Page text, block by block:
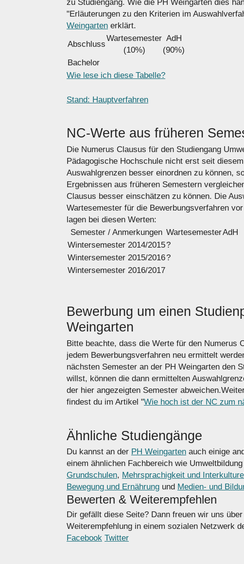
zu Studiengang. Wie die PH Weingarten dies
"Erläuterungen zu den Kriterien im
Weingarten erklärt.
Abschluss
Wartesemester
(10%)
AdH
(90%)
Bachelor
Wie lese ich diese Tabelle?
Stand: Hauptverfahren
NC-Werte aus früheren
Die Numerus Clausus für den Studiengang
Pädagogische Hochschule nicht erst seit
Auswahlgrenzen besser einordnen zu können,
Ergebnissen aus früheren Semestern
Clausus besser einschätzen zu können. Die
Wartesemester für die Bewerbungsverfahren
lagen bei diesen Werten:
Semester / Anmerkungen Warte­semesterAdH
Wintersemester 2014/2015?
Wintersemester 2015/2016?
Wintersemester 2016/2017
Bewerbung um einen
Weingarten
Bitte beachte, dass die Werte für den Numerus
jedem Bewerbungsverfahren neu ermittelt
nächsten Semester an der PH Weingarten den
willst, können die dann ermittelten
der hier angezeigten Semester
findest du im Artikel "Wie hoch ist der NC zum
Ähnliche Studiengänge
Du kannst an der PH Weingarten auch einige
einem ähnlichen Fachbereich wie
Grundschulen, Mehrsprachigkeit und
Bewegung und Ernährung und Medien- und
Bewerten & Weiterempfehlen
Dir gefällt diese Seite? Dann freuen wir uns
Weiterempfehlung in einem sozialen Netzwerk
Facebook Twitter